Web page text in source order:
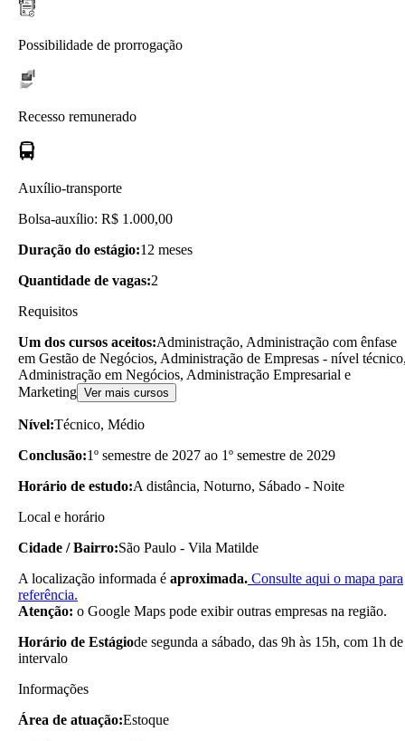
Possibilidade de prorrogação
Recesso remunerado
Auxílio-transporte
Bolsa-auxílio: R$ 1.000,00
Duração do estágio:12 meses
Quantidade de vagas:2
Requisitos
Um dos cursos aceitos:Administração, Administração com ênfase
em Gestão de Negócios, Administração de Empresas - nível
Administração em Negócios, Administração Empresarial e
Marketing Ver mais cursos
Nível:Técnico, Médio
Conclusão:1º semestre de 2027 ao 1º semestre de 2029
Horário de estudo:A distância, Noturno, Sábado - Noite
Local e horário
Cidade / Bairro:São Paulo - Vila Matilde
A localização informada é aproximada. Consulte aqui o mapa para
referência.
Atenção: o Google Maps pode exibir outras empresas na região.
Horário de Estágiode segunda a sábado, das 9h às 15h, com 1h de
intervalo
Informações
Área de atuação:Estoque